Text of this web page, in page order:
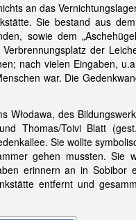
an das
Sie bestand aus
sowie dem
der
nach vielen Eingaben,
war. Die
Włodawa, des
Thomas/Toivi Blatt
Sie wollte
gehen mussten. Sie
erinnern an in Sobibor
entfernt und